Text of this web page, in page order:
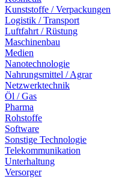
Kunststoffe / Verpackungen
Logistik / Transport
Luftfahrt / Rüstung
Maschinenbau
Medien
Nanotechnologie
Nahrungsmittel / Agrar
Netzwerktechnik
Öl / Gas
Pharma
Rohstoffe
Software
Sonstige Technologie
Telekommunikation
Unterhaltung
Versorger